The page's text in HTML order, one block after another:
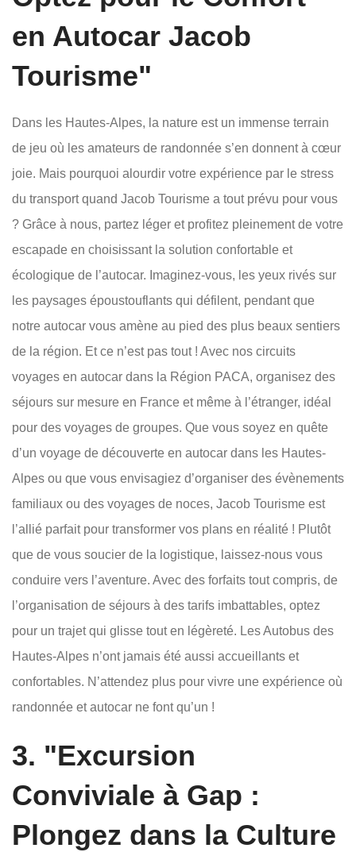
en Autocar Jacob
Tourisme"
Dans les Hautes-Alpes, la nature est un immense terrain
de jeu où les amateurs de randonnée s’en donnent à cœur
joie. Mais pourquoi alourdir votre expérience par le stress
du transport quand Jacob Tourisme a tout prévu pour vous
? Grâce à nous, partez léger et profitez pleinement de votre
escapade en choisissant la solution confortable et
écologique de l’autocar. Imaginez-vous, les yeux rivés sur
les paysages époustouflants qui défilent, pendant que
notre autocar vous amène au pied des plus beaux sentiers
de la région. Et ce n’est pas tout ! Avec nos circuits
voyages en autocar dans la Région PACA, organisez des
séjours sur mesure en France et même à l’étranger, idéal
pour des voyages de groupes. Que vous soyez en quête
d’un voyage de découverte en autocar dans les Hautes-
Alpes ou que vous envisagiez d’organiser des évènements
familiaux ou des voyages de noces, Jacob Tourisme est
l’allié parfait pour transformer vos plans en réalité ! Plutôt
que de vous soucier de la logistique, laissez-nous vous
conduire vers l’aventure. Avec des forfaits tout compris, de
l’organisation de séjours à des tarifs imbattables, optez
pour un trajet qui glisse tout en légèreté. Les Autobus des
Hautes-Alpes n’ont jamais été aussi accueillants et
confortables. N’attendez plus pour vivre une expérience où
randonnée et autocar ne font qu’un !
3. "Excursion
Conviviale à Gap :
Plongez dans la Culture